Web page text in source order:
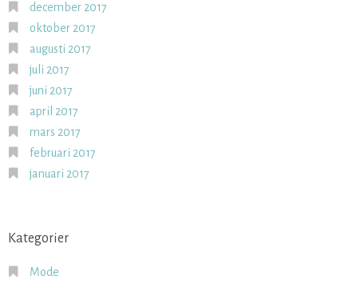
december 2017
oktober 2017
augusti 2017
juli 2017
juni 2017
april 2017
mars 2017
februari 2017
januari 2017
Kategorier
Mode